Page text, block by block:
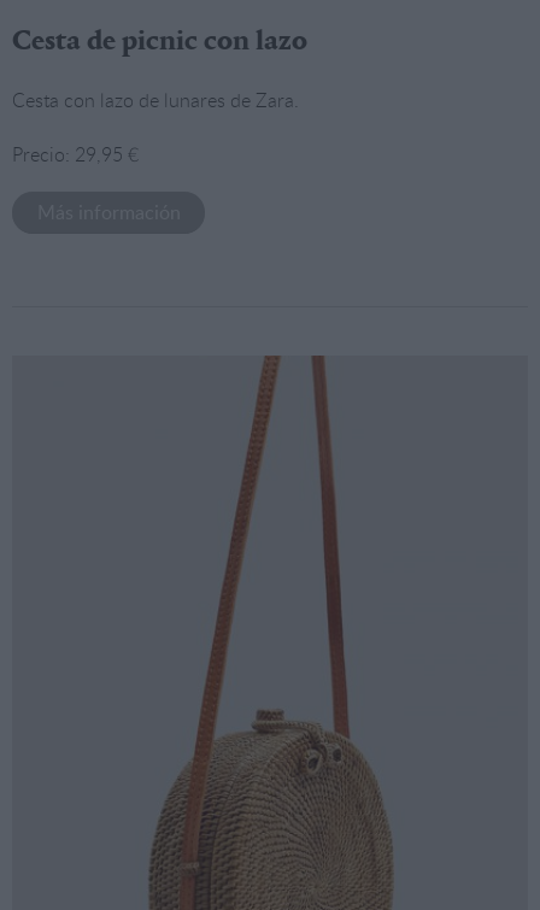
Cesta de picnic con lazo
Cesta con lazo de lunares de Zara.
Precio: 29,95 €